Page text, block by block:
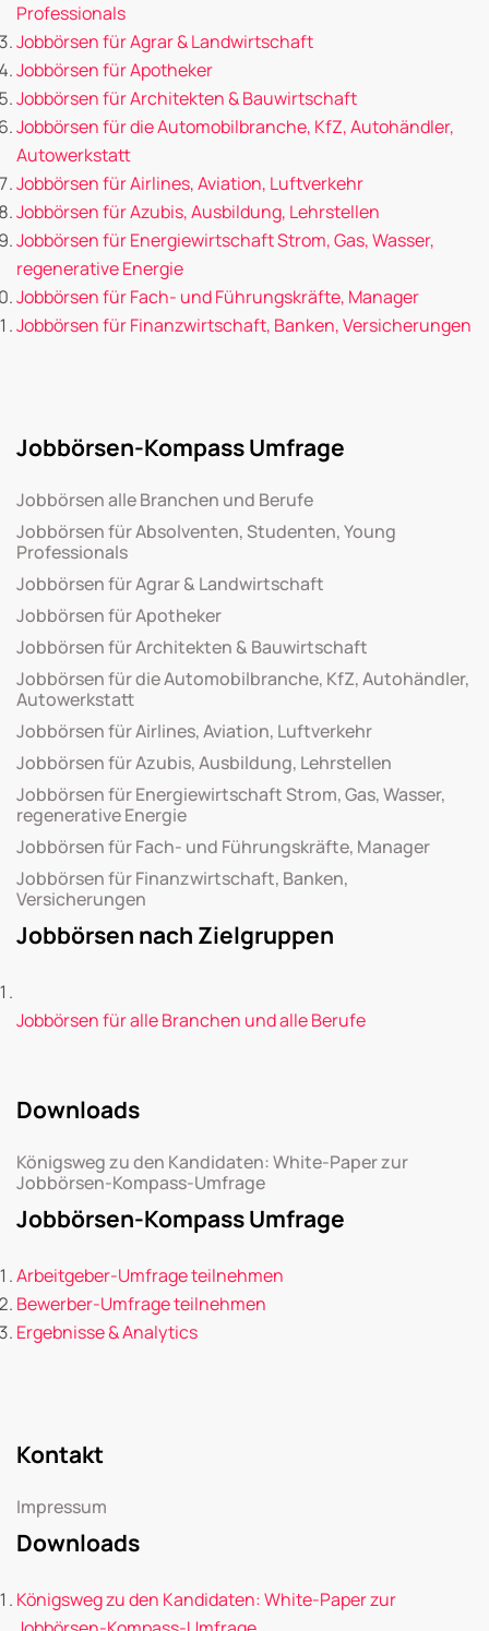
Professionals
Jobbörsen für Agrar & Landwirtschaft
Jobbörsen für Apotheker
Jobbörsen für Architekten & Bauwirtschaft
Jobbörsen für die Automobilbranche, KfZ, Autohändler,
Autowerkstatt
Jobbörsen für Airlines, Aviation, Luftverkehr
Jobbörsen für Azubis, Ausbildung, Lehrstellen
Jobbörsen für Energiewirtschaft Strom, Gas, Wasser,
regenerative Energie
Jobbörsen für Fach- und Führungskräfte, Manager
Jobbörsen für Finanzwirtschaft, Banken, Versicherungen
Jobbörsen-Kompass Umfrage
Jobbörsen alle Branchen und Berufe
Jobbörsen für Absolventen, Studenten, Young
Professionals
Jobbörsen für Agrar & Landwirtschaft
Jobbörsen für Apotheker
Jobbörsen für Architekten & Bauwirtschaft
Jobbörsen für die Automobilbranche, KfZ, Autohändler,
Autowerkstatt
Jobbörsen für Airlines, Aviation, Luftverkehr
Jobbörsen für Azubis, Ausbildung, Lehrstellen
Jobbörsen für Energiewirtschaft Strom, Gas, Wasser,
regenerative Energie
Jobbörsen für Fach- und Führungskräfte, Manager
Jobbörsen für Finanzwirtschaft, Banken,
Versicherungen
Jobbörsen nach Zielgruppen
Jobbörsen für alle Branchen und alle Berufe
Downloads
Königsweg zu den Kandidaten: White-Paper zur
Jobbörsen-Kompass-Umfrage
Jobbörsen-Kompass Umfrage
Arbeitgeber-Umfrage teilnehmen
Bewerber-Umfrage teilnehmen
Ergebnisse & Analytics
Kontakt
Impressum
Downloads
Königsweg zu den Kandidaten: White-Paper zur